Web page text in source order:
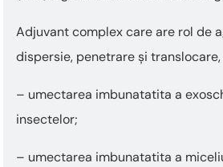
Adjuvant complex care are rol de
dispersie, penetrare și
– umectarea imbunatatita a
insectelor;
– umectarea imbunatatita a